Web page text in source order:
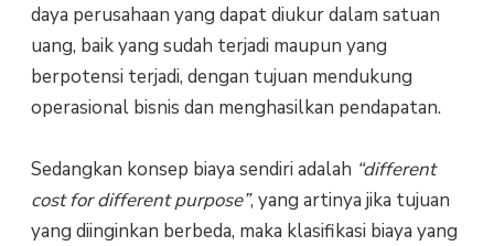
daya perusahaan yang dapat diukur dalam satuan
uang, baik yang sudah terjadi maupun yang
berpotensi terjadi, dengan tujuan mendukung
operasional bisnis dan menghasilkan pendapatan.
Sedangkan konsep biaya sendiri adalah “different
cost for different purpose”, yang artinya jika tujuan
yang diinginkan berbeda, maka klasifikasi biaya yang